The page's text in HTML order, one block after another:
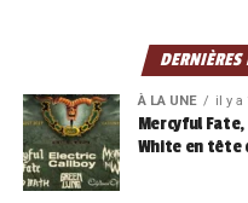
DERNIÈRES
À LA UNE il y a
Mercyful
White en tête